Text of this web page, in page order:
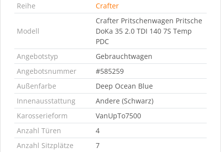
Reihe
Crafter
Modell
Crafter Pritschenwagen Pritsche
DoKa 35 2.0 TDI 140 7S Temp
PDC
Angebotstyp
Gebrauchtwagen
Angebotsnummer
#585259
Außenfarbe
Deep Ocean Blue
Innenausstattung
Andere (Schwarz)
Karosserieform
VanUpTo7500
Anzahl Türen
4
Anzahl Sitzplätze
7